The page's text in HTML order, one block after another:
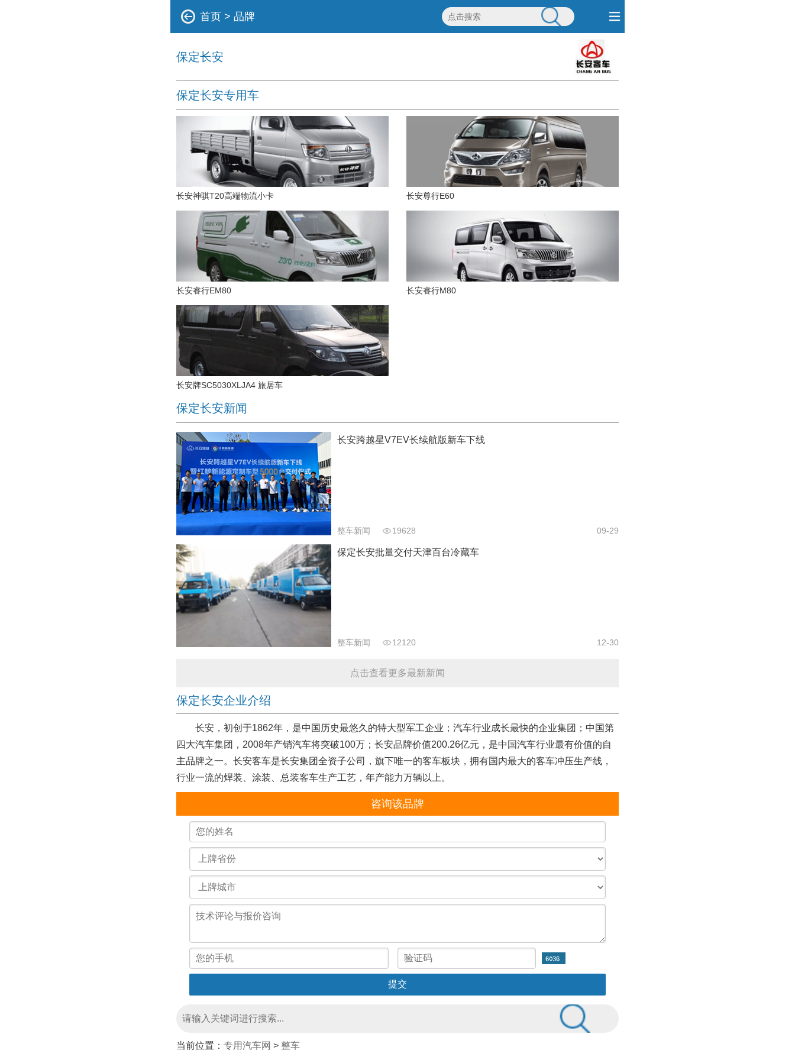
首页 > 品牌
保定长安
保定长安专用车
长安神骐T20高端物流小卡 长安尊行E60
长安睿行EM80 长安睿行M80
长安牌SC5030XLJA4 旅居车
保定长安新闻
长安跨越星V7EV长续航版新车下线
整车新闻 19628 09-29
保定长安批量交付天津百台冷藏车
整车新闻 12120 12-30
点击查看更多最新新闻
保定长安企业介绍
长安，初创于1862年，是中国历史最悠久的特大型军工企业；汽车行业成长最快的企业集团；中国第
四大汽车集团，2008年产销汽车将突破100万；长安品牌价值200.26亿元，是中国汽车行业最有价值的自
主品牌之一。长安客车是长安集团全资子公司，旗下唯一的客车板块，拥有国内最大的客车冲压生产线，
行业一流的焊装、涂装、总装客车生产工艺，年产能力万辆以上。
咨询该品牌
当前位置： 专用汽车网 > 整车